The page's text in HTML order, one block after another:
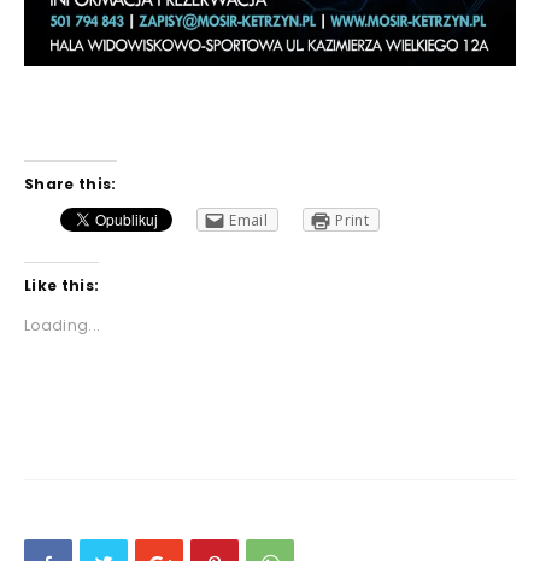
Share this:
Email
Print
Like this:
Loading...